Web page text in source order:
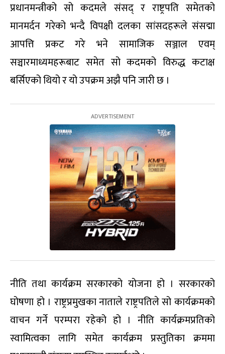
प्रधानमन्त्रीको सो कदमले संसद् र राष्ट्रपति समेतको
मानमर्दन गरेको भन्दै विपक्षी दलका सांसदहरूले संसद्मा
आपत्ति प्रकट गरे भने सामाजिक सञ्जाल एवम्
सञ्चारमाध्यमहरूबाट समेत सो कदमको विरुद्ध कटाक्ष
बर्सिएको थियो र यो उपक्रम अझै पनि जारी छ ।
नीति तथा कार्यक्रम सरकारको योजना हो । सरकारको
घोषणा हो । राष्ट्रप्रमुखका नाताले राष्ट्रपतिले सो कार्यक्रमको
वाचन गर्ने परम्परा रहेको हो । नीति कार्यक्रमप्रतिको
स्वामित्वका लागि समेत कार्यक्रम प्रस्तुतिका क्रममा